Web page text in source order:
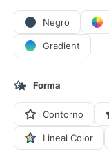
Negro
Gradient
Forma
Contorno
Lineal Color